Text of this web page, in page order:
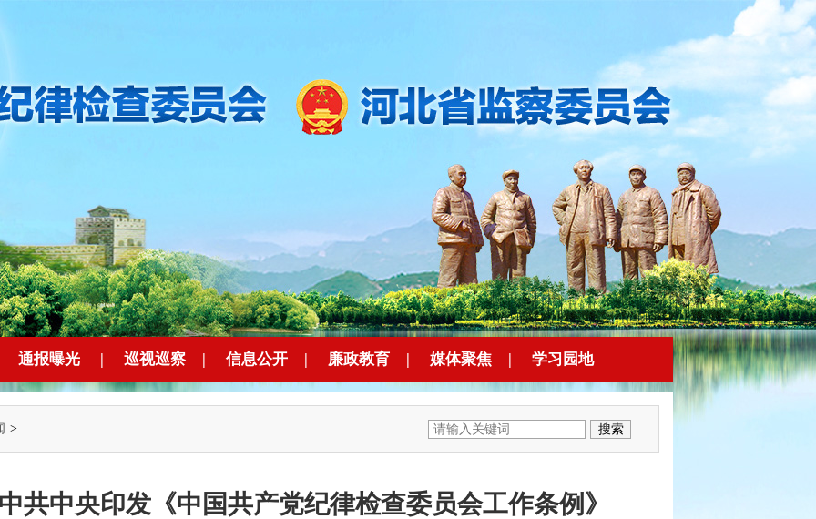
通报曝光 | 巡视巡察 | 信息公开 | 廉政教育 | 媒体聚焦 | 学习园地
>
共中央印发《中国共产党纪律检查委员会工作条例》